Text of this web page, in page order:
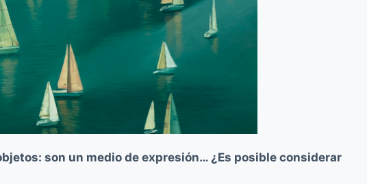
son un medio de expresión… ¿Es posible considerar